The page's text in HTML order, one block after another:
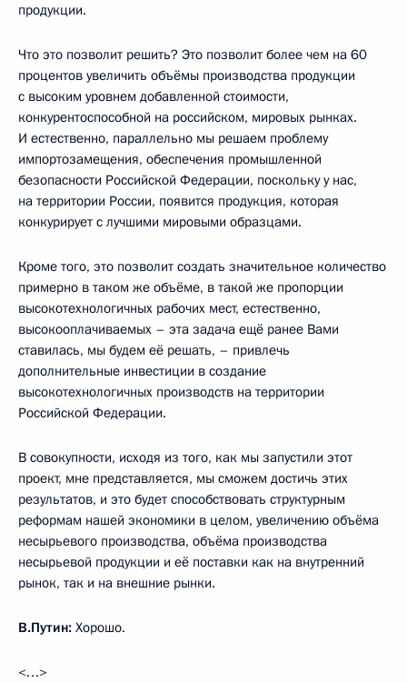
продукции.
Что это позволит решить? Это позволит более чем на 60
процентов увеличить объёмы производства продукции
с высоким уровнем добавленной стоимости,
конкурентоспособной на российском, мировых рынках.
И естественно, параллельно мы решаем проблему
импортозамещения, обеспечения промышленной
безопасности Российской Федерации, поскольку у нас,
на территории России, появится продукция, которая
конкурирует с лучшими мировыми образцами.
Кроме того, это позволит создать значительное количество
примерно в таком же объёме, в такой же пропорции
высокотехнологичных рабочих мест, естественно,
высокооплачиваемых – эта задача ещё ранее Вами
ставилась, мы будем её решать, – привлечь
дополнительные инвестиции в создание
высокотехнологичных производств на территории
Российской Федерации.
В совокупности, исходя из того, как мы запустили этот
проект, мне представляется, мы сможем достичь этих
результатов, и это будет способствовать структурным
реформам нашей экономики в целом, увеличению объёма
несырьевого производства, объёма производства
несырьевой продукции и её поставки как на внутренний
рынок, так и на внешние рынки.
В.Путин: Хорошо.
<…>